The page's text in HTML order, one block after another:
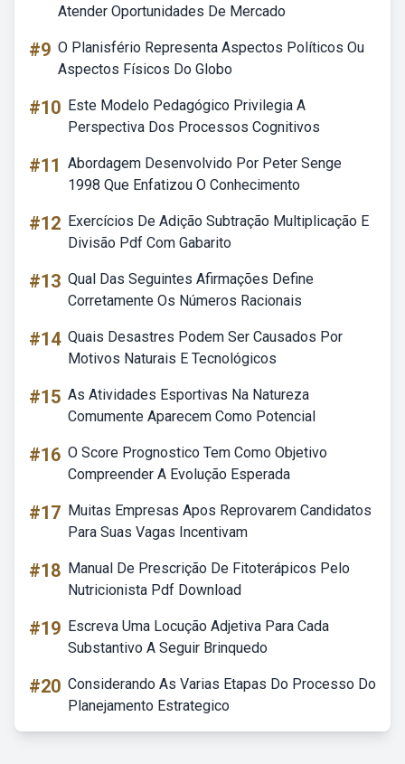
Atender Oportunidades De Mercado
#9 O Planisfério Representa Aspectos Políticos Ou
Aspectos Físicos Do Globo
#10 Este Modelo Pedagógico Privilegia A
Perspectiva Dos Processos Cognitivos
#11 Abordagem Desenvolvido Por Peter Senge
1998 Que Enfatizou O Conhecimento
#12 Exercícios De Adição Subtração Multiplicação E
Divisão Pdf Com Gabarito
#13 Qual Das Seguintes Afirmações Define
Corretamente Os Números Racionais
#14 Quais Desastres Podem Ser Causados Por
Motivos Naturais E Tecnológicos
#15 As Atividades Esportivas Na Natureza
Comumente Aparecem Como Potencial
#16 O Score Prognostico Tem Como Objetivo
Compreender A Evolução Esperada
#17 Muitas Empresas Apos Reprovarem Candidatos
Para Suas Vagas Incentivam
#18 Manual De Prescrição De Fitoterápicos Pelo
Nutricionista Pdf Download
#19 Escreva Uma Locução Adjetiva Para Cada
Substantivo A Seguir Brinquedo
#20 Considerando As Varias Etapas Do Processo Do
Planejamento Estrategico